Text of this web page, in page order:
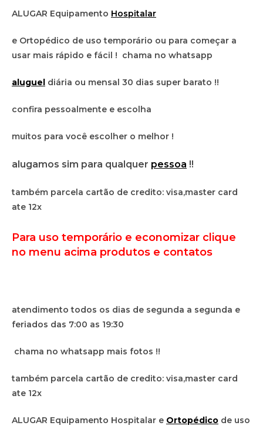
ALUGAR Equipamento Hospitalar
e Ortopédico de uso temporário ou para começar a
usar mais rápido e fácil ! chama no whatsapp
aluguel diária ou mensal 30 dias super barato !!
confira pessoalmente e escolha
muitos para você escolher o melhor !
alugamos sim para qualquer pessoa !!
também parcela cartão de credito: visa,master card
ate 12x
Para uso temporário e economizar clique
no menu acima produtos e contatos
atendimento todos os dias de segunda a segunda e
feriados das 7:00 as 19:30
chama no whatsapp mais fotos !!
também parcela cartão de credito: visa,master card
ate 12x
ALUGAR Equipamento Hospitalar e Ortopédico de uso